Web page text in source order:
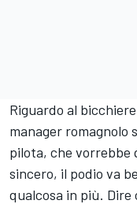
Riguardo al
manager romagnolo
pilota, che vorrebbe
sincero, il podio va
qualcosa in più.